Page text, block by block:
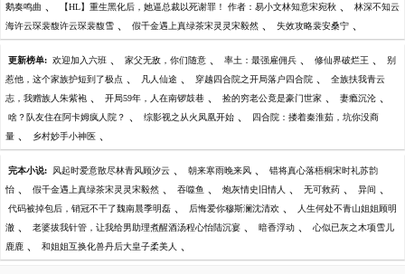
鹅奏鸣曲 、 【HL】重生黑化后，她逼总裁以死谢罪！ 作者：易小文林知意宋宛秋 、 林深不知云
海许云琛裴馥许云琛裴馥雪 、 假千金遇上真绿茶宋灵灵宋毅然 、 失效攻略裴安桑宁 、
更新榜单: 欢迎加入六班 、 家父无敌，你们随意 、 率土：最强雇佣兵 、 修仙界破烂王 、 别
惹他，这个家族护短到了极点 、 凡人仙途 、 穿越四合院之开局落户四合院 、 全族扶我青云
志，我赠族人朱紫袍 、 开局59年，人在南锣鼓巷 、 捡的穷老公竟是豪门世家 、 妻瘾沉沦 、
啥？队友住在阿卡姆疯人院？ 、 综影视之从火凤凰开始 、 四合院：搂着秦淮茹，坑你没商
量 、 乡村妙手小神医 、
完本小说: 风起时爱意散尽林青风顾汐云 、 朝来寒雨晚来风 、 错将真心落梧桐宋时礼苏韵
怡 、 假千金遇上真绿茶宋灵灵宋毅然 、 吞噬鱼 、 炮灰情史旧情人 、 无可救药 、 异间 、
代码被掉包后，销冠不干了魏南晨季明磊 、 后悔爱你穆斯澜沈清欢 、 人生何处不青山姐姐顾明
澈 、 老婆拔我针管，让我给男助理煮醒酒汤程心怡陆沉宴 、 暗香浮动 、 心似已灰之木项雪儿
鹿鹿 、 和姐姐互换化兽丹后大皇子柔美人 、